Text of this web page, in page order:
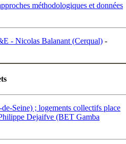
méthodologiques et données
- Nicolas Balanant (Cerqual) -
Seine) ; logements collectifs place
Dejaifve (BET Gamba